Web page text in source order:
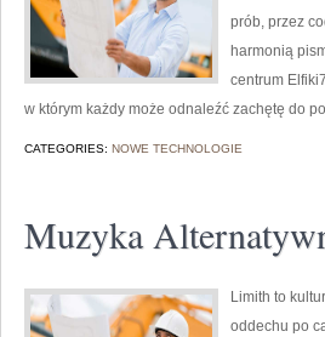
prób, przez
harmonią
centrum
w którym każdy może odnaleźć zachętę do
CATEGORIES: NOWE TECHNOLOGIE
Muzyka
Limith to
oddechu po